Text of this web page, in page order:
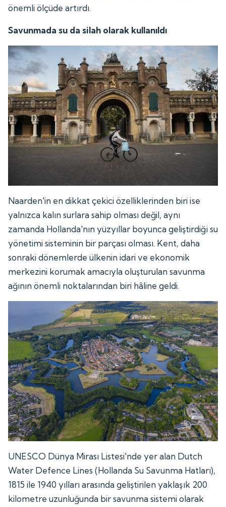
önemli ölçüde artırdı.
Savunmada su da silah olarak kullanıldı
Naarden'in en dikkat çekici özelliklerinden biri ise
yalnızca kalın surlara sahip olması değil, aynı
zamanda Hollanda'nın yüzyıllar boyunca geliştirdiği su
yönetimi sisteminin bir parçası olması. Kent, daha
sonraki dönemlerde ülkenin idari ve ekonomik
merkezini korumak amacıyla oluşturulan savunma
ağının önemli noktalarından biri hâline geldi.
UNESCO Dünya Mirası Listesi'nde yer alan Dutch
Water Defence Lines (Hollanda Su Savunma Hatları),
1815 ile 1940 yılları arasında geliştirilen yaklaşık 200
kilometre uzunluğunda bir savunma sistemi olarak